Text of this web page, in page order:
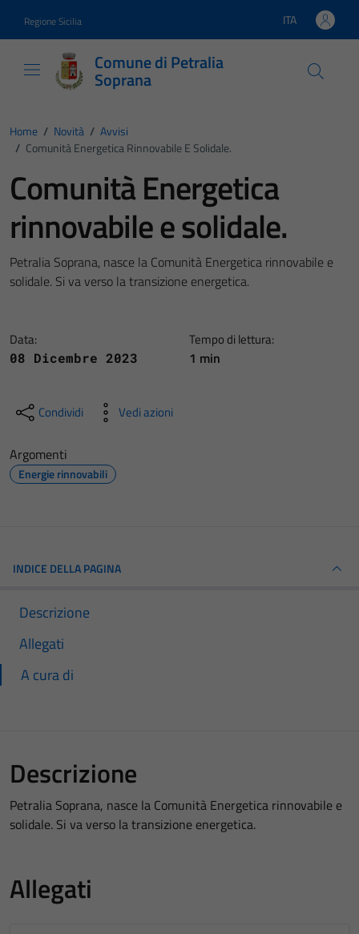
Regione Sicilia Lingua attiva:
ITA
Comune di Petralia
Soprana
Home / Novità / Avvisi
/ Comunità Energetica Rinnovabile E Solidale.
Comunità Energetica
rinnovabile e solidale.
Petralia Soprana, nasce la Comunità Energetica rinnovabile e
solidale. Si va verso la transizione energetica.
Data:
08 Dicembre 2023
Tempo di lettura:
1 min
Condividi Vedi azioni
Argomenti
Energie rinnovabili
INDICE DELLA PAGINA
Descrizione
Allegati
A cura di
Descrizione
Petralia Soprana, nasce la Comunità Energetica rinnovabile e
solidale. Si va verso la transizione energetica.
Allegati